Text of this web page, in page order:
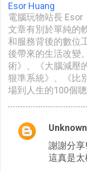
Esor Huang
電腦玩物站長
文章有別於單純的
和服務背後的數位
後帶來的生活改變
術》、《大腦減壓
狠準系統》、《比
場到人生的100個
留
Unknown
謝謝分享
這真是太